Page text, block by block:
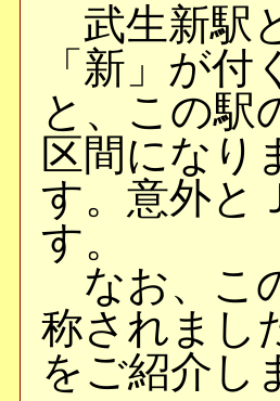
武生新駅
「新」が
と、この駅
区間になり
す。意外と
す。
なお、こ
称されまし
をご紹介し